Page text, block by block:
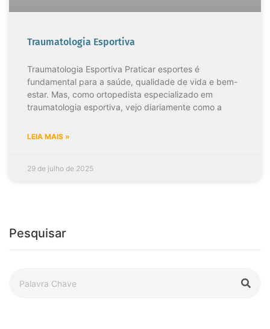
Traumatologia Esportiva
Traumatologia Esportiva Praticar esportes é
fundamental para a saúde, qualidade de vida e bem-
estar. Mas, como ortopedista especializado em
traumatologia esportiva, vejo diariamente como a
LEIA MAIS »
29 de julho de 2025
Pesquisar